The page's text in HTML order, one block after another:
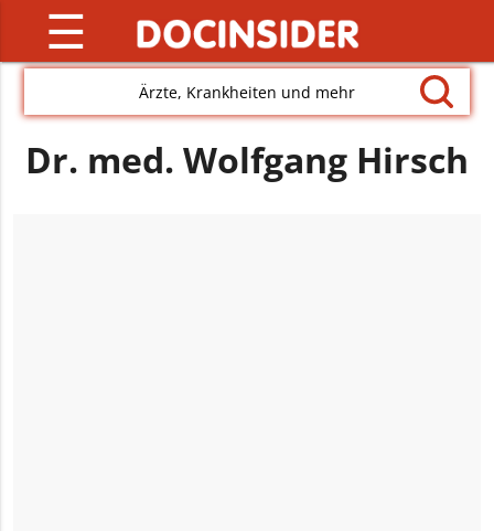
☰
Ärzte, Krankheiten und mehr
Dr. med. Wolfgang Hirsch